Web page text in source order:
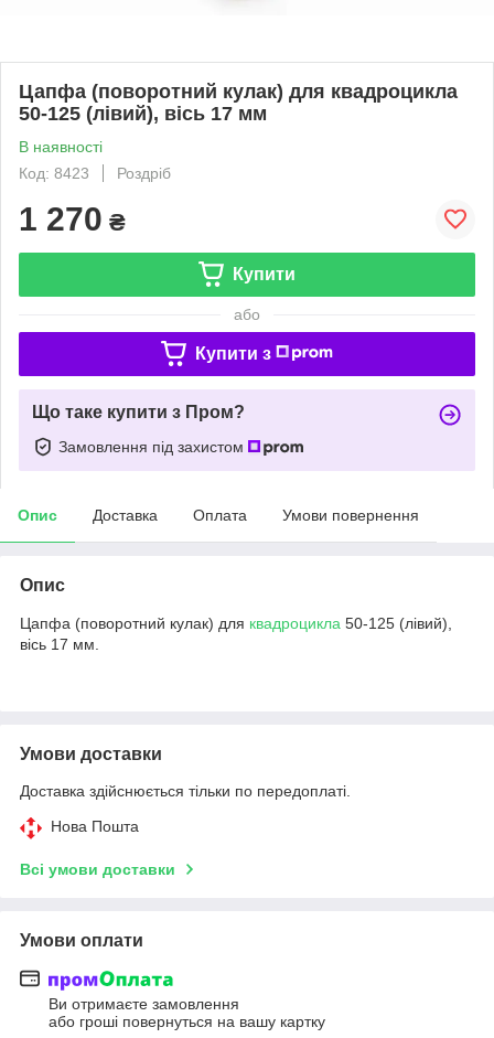
Цапфа (поворотний кулак) для квадроцикла
50-125 (лівий), вісь 17 мм
В наявності
Код: 8423
Роздріб
1 270 ₴
Купити
або
Купити з
Що таке купити з Пром?
Замовлення під захистом
Опис Доставка Оплата Умови повернення
Опис
Цапфа (поворотний кулак) для квадроцикла 50-125 (лівий),
вісь 17 мм.
Умови доставки
Доставка здійснюється тільки по передоплаті.
Нова Пошта
Всі умови доставки
Умови оплати
Ви отримаєте замовлення
або гроші повернуться на вашу картку